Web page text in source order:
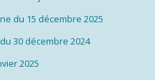
du 15 décembre 2025
30 décembre 2024
2025